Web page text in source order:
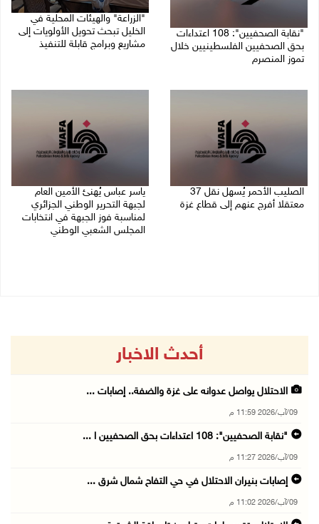
"نقابة الصحفيين": 108 اعتداءات
بحق الصحفيين الفلسطينيين خلال
تموز المنصرم
"الزراعة" والهيئات المحلية في
الخليل تبحث تحويل الأولويات إلى
مشاريع وبرامج قابلة للتنفيذ
الصليب الأحمر يُسهل نقل 37
معتقلا أفرج عنهم إلى قطاع غزة
ياسر عباس يُهنئ الأمين العام
لجبهة التحرير الوطني الجزائري
لمناسبة فوز الجبهة في انتخابات
المجلس الشعبي الوطني
أحدث الاخبار
الاحتلال يواصل عدوانه على غزة والضفة.. إصابات ...
09/آب/2026 11:59 م
"نقابة الصحفيين": 108 اعتداءات بحق الصحفيين ا ...
09/آب/2026 11:27 م
إصابات بنيران الاحتلال في حي التفاح شمال شرق ...
09/آب/2026 11:02 م